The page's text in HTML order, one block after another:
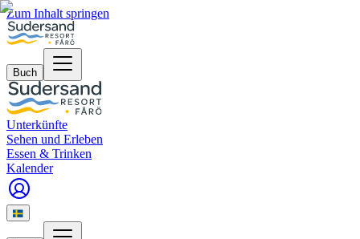
Zum Inhalt springen
Buch
Unterkünfte
Sehen und Erleben
Essen & Trinken
Kalender